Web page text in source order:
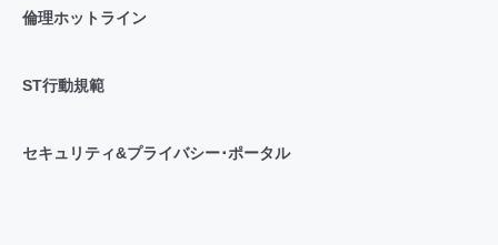
倫理ホットライン
ST行動規範
セキュリティ&プライバシー･ポータル